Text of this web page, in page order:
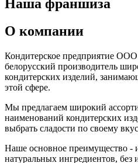
Наша франшиза
О компании
Кондитерское предприятие
белорусский производитель
кондитерских изделий,
этой сфере.
Мы предлагаем широкий
наименований кондитерских
выбрать сладости по своему
Наше основное преимущество -
натуральных ингредиентов, без